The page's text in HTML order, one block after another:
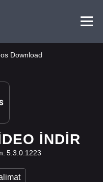
Download
İNDIR
5.3.0.1223